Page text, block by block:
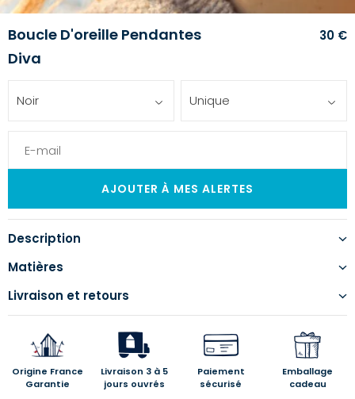
1 234
Boucle D'oreille Pendantes
Diva
30 €
Noir Unique
Description
Matières
Livraison et retours
Origine France
Garantie
Livraison 3 à 5
jours ouvrés
Paiement
sécurisé
Emballage
cadeau